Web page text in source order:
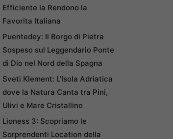
Efficiente la Rendono la
Favorita Italiana
Puentedey: Il Borgo di Pietra
Sospeso sul Leggendario Ponte
di Dio nel Nord della Spagna
Sveti Klement: L’Isola Adriatica
dove la Natura Canta tra Pini,
Ulivi e Mare Cristallino
Lioness 3: Scopriamo le
Sorprendenti Location della